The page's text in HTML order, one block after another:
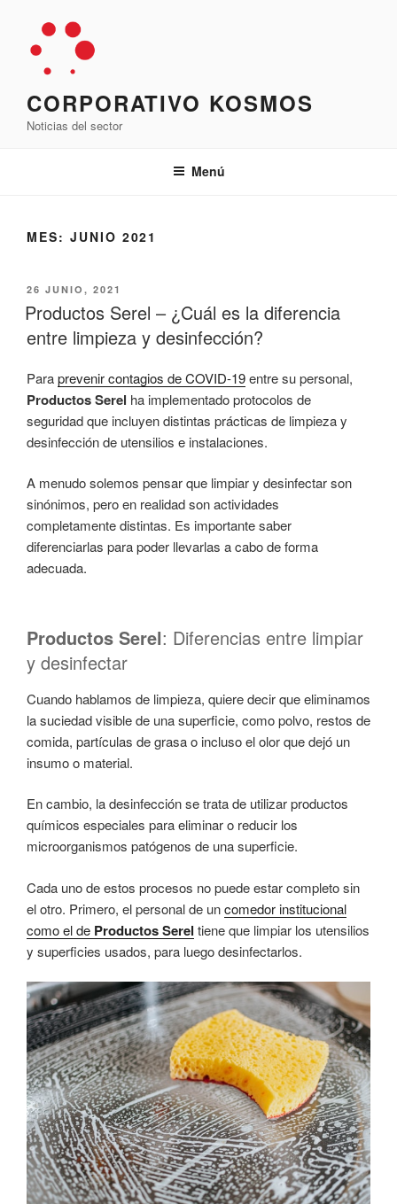
contenido
CORPORATIVO KOSMOS
Noticias del sector
Menú
MES: JUNIO 2021
PUBLICADO
EL
26 JUNIO, 2021
Productos Serel – ¿Cuál es la diferencia
entre limpieza y desinfección?
Paraprevenir contagios de COVID-19entre su personal,
Productos Serel ha implementado protocolos de
seguridad que incluyen distintas prácticas de limpieza y
desinfección de utensilios e instalaciones.
A menudo solemos pensar que limpiar y desinfectar son
sinónimos, pero en realidad son actividades
completamente distintas. Es importante saber
diferenciarlas para poder llevarlas a cabo de forma
adecuada.
Productos Serel: Diferencias entre limpiar
y desinfectar
Cuando hablamos de limpieza, quiere decir que eliminamos
la suciedad visible de una superficie, como polvo, restos de
comida, partículas de grasa o incluso el olor que dejó un
insumo o material.
En cambio, la desinfección se trata de utilizar productos
químicos especiales para eliminar o reducir los
microorganismos patógenos de una superficie.
Cada uno de estos procesos no puede estar completo sin
el otro. Primero, el personal de uncomedor institucional
como elde Productos Serel tiene que limpiar los utensilios
y superficies usados, para luego desinfectarlos.